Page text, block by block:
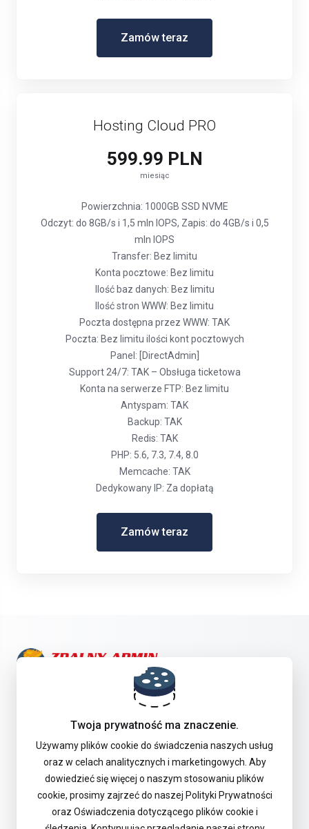
Zamów teraz
Hosting Cloud PRO
599.99 PLN
miesiąc
Powierzchnia: 1000GB SSD NVME
Odczyt: do 8GB/s i 1,5 mln IOPS, Zapis: do 4GB/s i 0,5
mln IOPS
Transfer: Bez limitu
Konta pocztowe: Bez limitu
Ilość baz danych: Bez limitu
Ilość stron WWW: Bez limitu
Poczta dostępna przez WWW: TAK
Poczta: Bez limitu ilości kont pocztowych
Panel: [DirectAdmin]
Support 24/7: TAK – Obsługa ticketowa
Konta na serwerze FTP: Bez limitu
Antyspam: TAK
Backup: TAK
Redis: TAK
PHP: 5.6, 7.3, 7.4, 8.0
Memcache: TAK
Dedykowany IP: Za dopłatą
Zamów teraz
Oferta
Pomoc Techniczna
Twoja prywatność ma znaczenie.
Używamy plików cookie do świadczenia naszych usług
oraz w celach analitycznych i marketingowych. Aby
dowiedzieć się więcej o naszym stosowaniu plików
cookie, prosimy zajrzeć do naszej Polityki Prywatności
oraz Oświadczenia dotyczącego plików cookie i